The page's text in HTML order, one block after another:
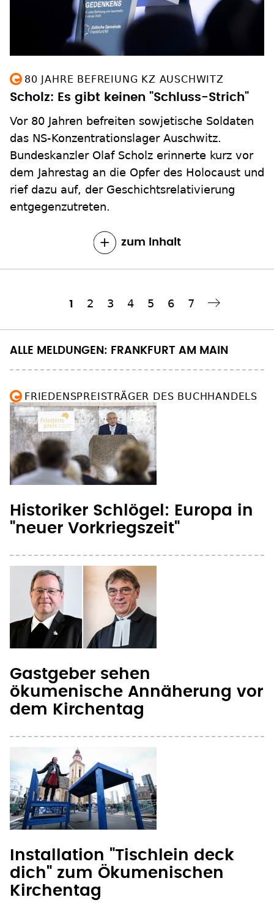
80 JAHRE BEFREIUNG KZ AUSCHWITZ
Scholz: Es gibt keinen "Schluss-Strich"
Vor 80 Jahren befreiten sowjetische Soldaten
das NS-Konzentrationslager Auschwitz.
Bundeskanzler Olaf Scholz erinnerte kurz vor
dem Jahrestag an die Opfer des Holocaust und
rief dazu auf, der Geschichtsrelativierung
entgegenzutreten.
zum Inhalt
Aktuelle
1 Seite
2 Seite
3 Seite
4 Seite
5 Seite
6 Seite
7
Nächste Seite ››
ALLE MELDUNGEN: FRANKFURT AM MAIN
FRIEDENSPREISTRÄGER DES BUCHHANDELS
Historiker Schlögel: Europa in
"neuer Vorkriegszeit"
Gastgeber sehen
ökumenische Annäherung vor
dem Kirchentag
Installation "Tischlein deck
dich" zum Ökumenischen
Kirchentag